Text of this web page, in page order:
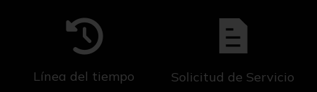
Línea del tiempo Solicitud de Servicio